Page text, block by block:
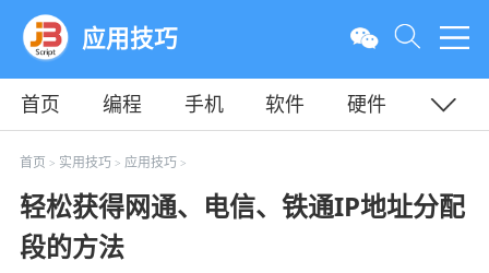
应用技巧
首页 编程 手机 软件
硬件
教程
平面 服务器
首页 > 实用技巧 > 应用技巧 >
轻松获得网通、电信、铁通IP地址分配
段的方法